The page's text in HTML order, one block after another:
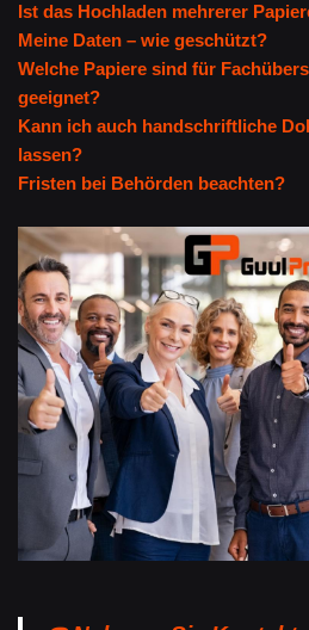
Ist das Hochladen mehrerer
Meine Daten – wie geschützt?
Welche Papiere sind für
geeignet?
Kann ich auch handschriftliche
lassen?
Fristen bei Behörden beachten?